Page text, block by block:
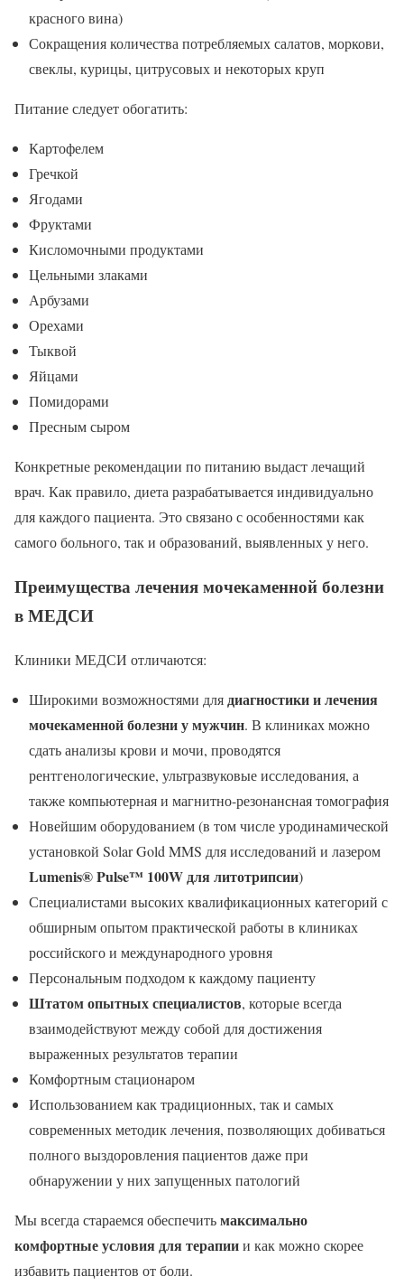
красного вина)
Сокращения количества потребляемых салатов, моркови,
свеклы, курицы, цитрусовых и некоторых круп
Питание следует обогатить:
Картофелем
Гречкой
Ягодами
Фруктами
Кисломочными продуктами
Цельными злаками
Арбузами
Орехами
Тыквой
Яйцами
Помидорами
Пресным сыром
Конкретные рекомендации по питанию выдаст лечащий
врач. Как правило, диета разрабатывается индивидуально
для каждого пациента. Это связано с особенностями как
самого больного, так и образований, выявленных у него.
Преимущества лечения мочекаменной болезни
в МЕДСИ
Клиники МЕДСИ отличаются:
Широкими возможностями длядиагностики и лечения
мочекаменной болезни у мужчин. В клиниках можно
сдать анализы крови и мочи, проводятся
рентгенологические, ультразвуковые исследования, а
также компьютерная и магнитно-резонансная томография
Новейшим оборудованием (в том числе уродинамической
установкой Solar Gold MMS для исследований и лазером
Lumenis® Pulse™ 100Wдля литотрипсии)
Специалистами высоких квалификационных категорий с
обширным опытом практической работы в клиниках
российского и международного уровня
Персональным подходом к каждому пациенту
Штатом опытных специалистов, которые всегда
взаимодействуют между собой для достижения
выраженных результатов терапии
Комфортным стационаром
Использованием как традиционных, так и самых
современных методик лечения, позволяющих добиваться
полного выздоровления пациентов даже при
обнаружении у них запущенных патологий
Мы всегда стараемся обеспечитьмаксимально
комфортные условия для терапиии как можно скорее
избавить пациентов от боли.